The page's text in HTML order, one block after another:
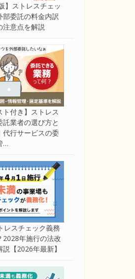
】ストレスチェッ
部委託の料金内訳
注意点を解説
ト付き】ストレス
業者の選び方と
代行サービスの委
…
レスチェック義務
2028年施行の法改
【2026年最新】